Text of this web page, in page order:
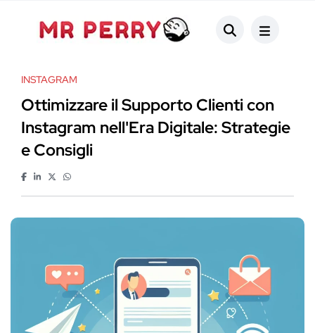
INSTAGRAM
Ottimizzare il Supporto Clienti con
Instagram nell'Era Digitale: Strategie
e Consigli